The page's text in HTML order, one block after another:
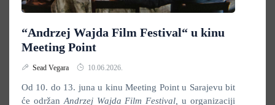
“Andrzej Wajda Film Festival“ u kinu
Meeting Point
Sead Vegara 10.06.2026.
Od 10. do 13. juna u kinu Meeting Point u Sarajevu bit
će održan Andrzej Wajda Film Festival,u organizaciji